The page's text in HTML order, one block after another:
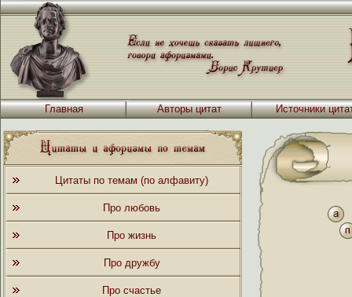
Главная Авторы цитат Источники
Цитаты по темам (по алфавиту)
Про любовь
Про жизнь
Про дружбу
Про счастье